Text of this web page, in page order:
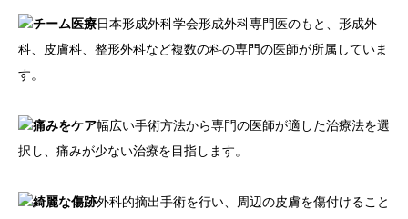
チーム医療日本形成外科学会形成外科専門医のもと、形成外
科、皮膚科、整形外科など複数の科の専門の医師が所属していま
す。
痛みをケア幅広い手術方法から専門の医師が適した治療法を選
択し、痛みが少ない治療を目指します。
綺麗な傷跡外科的摘出手術を行い、周辺の皮膚を傷付けること